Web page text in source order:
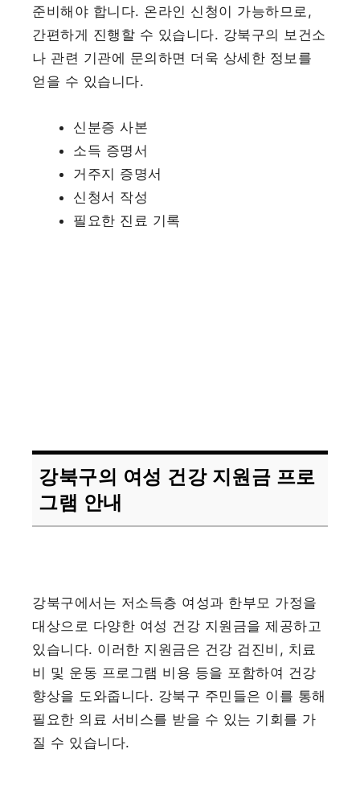
준비해야 합니다. 온라인 신청이 가능하므로,
간편하게 진행할 수 있습니다. 강북구의 보건소
나 관련 기관에 문의하면 더욱 상세한 정보를
얻을 수 있습니다.
신분증 사본
소득 증명서
거주지 증명서
신청서 작성
필요한 진료 기록
강북구의 여성 건강 지원금 프로
그램 안내
강북구에서는 저소득층 여성과 한부모 가정을
대상으로 다양한 여성 건강 지원금을 제공하고
있습니다. 이러한 지원금은 건강 검진비, 치료
비 및 운동 프로그램 비용 등을 포함하여 건강
향상을 도와줍니다. 강북구 주민들은 이를 통해
필요한 의료 서비스를 받을 수 있는 기회를 가
질 수 있습니다.